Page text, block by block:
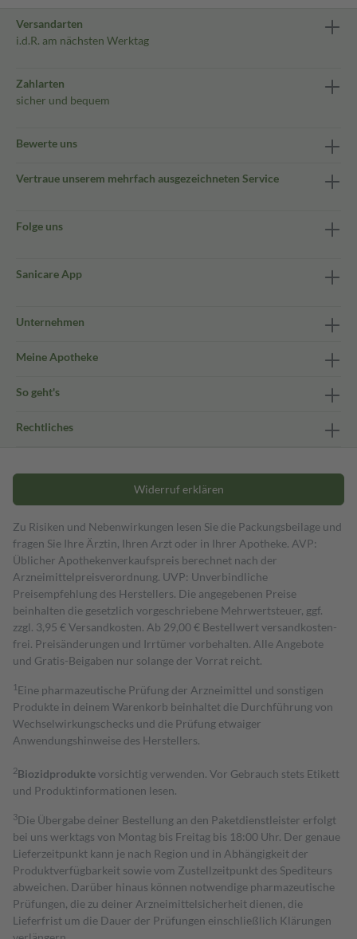
Versandarten
i.d.R. am nächsten Werktag
Zahlarten
sicher und bequem
Bewerte uns
Vertraue unserem mehrfach ausgezeichneten Service
Folge uns
Sanicare App
Unternehmen
Meine Apotheke
So geht's
Rechtliches
Widerruf erklären
Zu Risiken und Nebenwirkungen lesen Sie die Packungsbeilage und
fragen Sie Ihre Ärztin, Ihren Arzt oder in Ihrer Apotheke. AVP:
Üblicher Apothekenverkaufspreis berechnet nach der
Arzneimittelpreisverordnung. UVP: Unverbindliche
Preisempfehlung des Herstellers. Die angegebenen Preise
beinhalten die gesetzlich vorgeschriebene Mehrwertsteuer, ggf.
zzgl. 3,95 € Versandkosten. Ab 29,00 € Bestell­wert versand­kosten­
frei. Preisänderungen und Irrtümer vorbehalten. Alle Angebote
und Gratis-Beigaben nur solange der Vorrat reicht.
1 Eine pharmazeutische Prüfung der Arzneimittel und sonstigen
Produkte in deinem Warenkorb beinhaltet die Durchführung von
Wechselwirkungschecks und die Prüfung etwaiger
Anwendungshinweise des Herstellers.
2Biozidproduktevorsichtig verwenden. Vor Gebrauch stets Etikett
und Produktinformationen lesen.
3Die Übergabe deiner Bestellung an den Paketdienstleister erfolgt
bei uns werktags von Montag bis Freitag bis 18:00 Uhr. Der genaue
Lieferzeitpunkt kann je nach Region und in Abhängigkeit der
Produktverfügbarkeit sowie vom Zustellzeitpunkt des Spediteurs
abweichen. Darüber hinaus können notwendige pharmazeutische
Prüfungen, die zu deiner Arzneimittelsicherheit dienen, die
Lieferfrist um die Dauer der Prüfungen einschließlich Klärungen